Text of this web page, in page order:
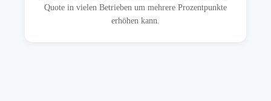
Quote in vielen Betrieben um mehrere Prozentpunkte
erhöhen kann.